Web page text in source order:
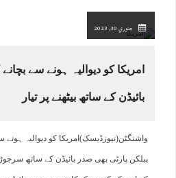
جنوري 30, 2023
امریکا کو دیوالیہ ہونے سے
بائیڈن کے ساتھ بیٹھنے پر تیار
واشنگٹن(نیوزڈیسک)امریکا کو دیوالیہ
پبلکن پارٹی بھی صدر بائیڈن کے ساتھ سرجوڑ